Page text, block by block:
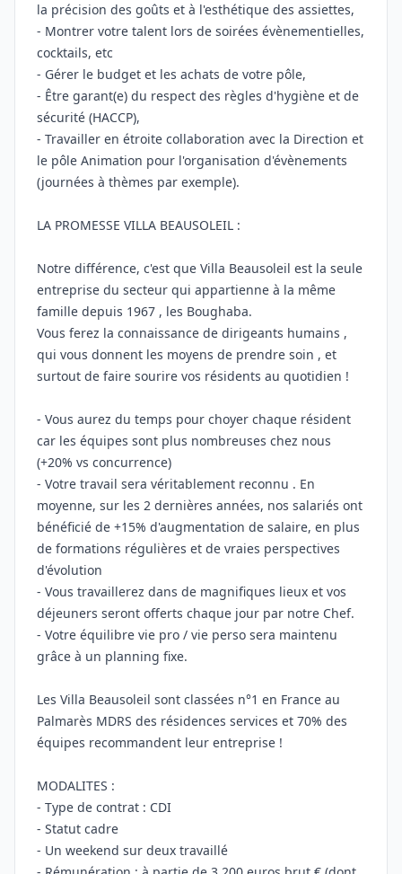
la précision des goûts et à l'esthétique des assiettes,
- Montrer votre talent lors de soirées évènementielles,
cocktails, etc
- Gérer le budget et les achats de votre pôle,
- Être garant(e) du respect des règles d'hygiène et de
sécurité (HACCP),
- Travailler en étroite collaboration avec la Direction et
le pôle Animation pour l'organisation d'évènements
(journées à thèmes par exemple).
LA PROMESSE VILLA BEAUSOLEIL :
Notre différence, c'est que Villa Beausoleil est la seule
entreprise du secteur qui appartienne à la même
famille depuis 1967 , les Boughaba.
Vous ferez la connaissance de dirigeants humains ,
qui vous donnent les moyens de prendre soin , et
surtout de faire sourire vos résidents au quotidien !
- Vous aurez du temps pour choyer chaque résident
car les équipes sont plus nombreuses chez nous
(+20% vs concurrence)
- Votre travail sera véritablement reconnu . En
moyenne, sur les 2 dernières années, nos salariés ont
bénéficié de +15% d'augmentation de salaire, en plus
de formations régulières et de vraies perspectives
d'évolution
- Vous travaillerez dans de magnifiques lieux et vos
déjeuners seront offerts chaque jour par notre Chef.
- Votre équilibre vie pro / vie perso sera maintenu
grâce à un planning fixe.
Les Villa Beausoleil sont classées n°1 en France au
Palmarès MDRS des résidences services et 70% des
équipes recommandent leur entreprise !
MODALITES :
- Type de contrat : CDI
- Statut cadre
- Un weekend sur deux travaillé